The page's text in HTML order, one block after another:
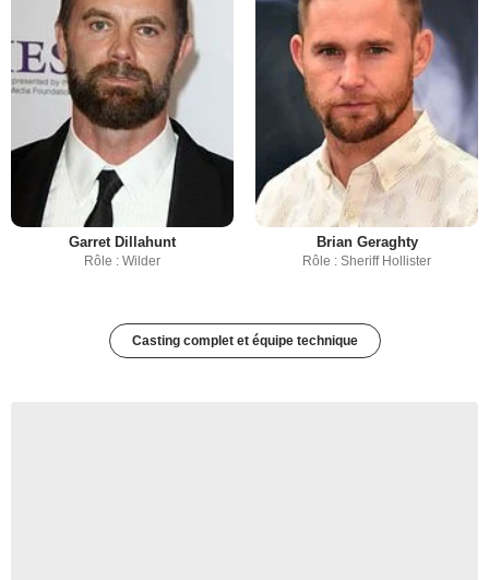
Garret Dillahunt
Rôle : Wilder
Brian Geraghty
Rôle : Sheriff Hollister
Casting complet et équipe technique